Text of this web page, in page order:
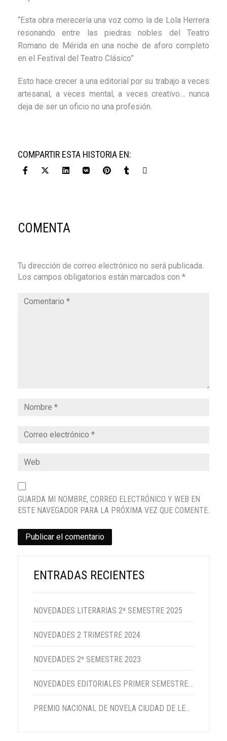
“Esta obra merecería una voz como la de Lola Herrera
resonando entre las piedras nobles del Teatro
Romano de Mérida en una noche de aforo completo
en el Festival del Teatro Clásico”
Esto hace crecer a una editorial por su trabajo a veces
artesanal, a veces mental, a veces creativo… nunca
deja de ser un oficio no una profesión.
COMPARTIR ESTA HISTORIA EN:
COMENTA
Tu dirección de correo electrónico no será publicada.
Los campos obligatorios están marcados con *
GUARDA MI NOMBRE, CORREO ELECTRÓNICO Y WEB EN
ESTE NAVEGADOR PARA LA PRÓXIMA VEZ QUE COMENTE.
ENTRADAS RECIENTES
NOVEDADES LITERARIAS 2ª SEMESTRE 2025
NOVEDADES 2 TRIMESTRE 2024
NOVEDADES 2º SEMESTRE 2023
NOVEDADES EDITORIALES PRIMER SEMESTRE 2023
PREMIO NACIONAL DE NOVELA CIUDAD DE LEBRIJA 2022